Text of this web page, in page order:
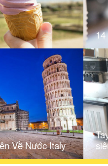
14
Về Nước Italy